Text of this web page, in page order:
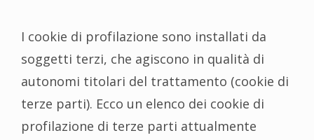
I cookie di profilazione sono installati da
soggetti terzi, che agiscono in qualità di
autonomi titolari del trattamento (cookie di
terze parti). Ecco un elenco dei cookie di
profilazione di terze parti attualmente